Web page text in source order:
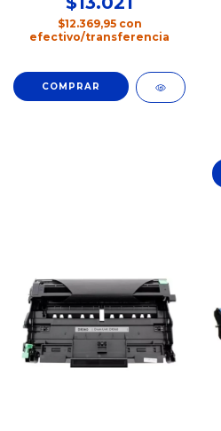
$12.369,95 con
efectivo/transferencia